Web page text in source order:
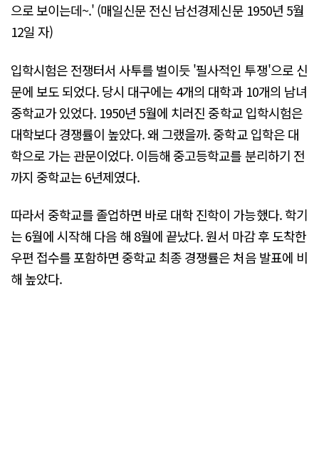
으로 보이는데~.' (매일신문 전신 남선경제신문 1950년 5월
12일 자)
입학시험은 전쟁터서 사투를 벌이듯 '필사적인 투쟁'으로 신
문에 보도 되었다. 당시 대구에는 4개의 대학과 10개의 남녀
중학교가 있었다. 1950년 5월에 치러진 중학교 입학시험은
대학보다 경쟁률이 높았다. 왜 그랬을까. 중학교 입학은 대
학으로 가는 관문이었다. 이듬해 중고등학교를 분리하기 전
까지 중학교는 6년제였다.
따라서 중학교를 졸업하면 바로 대학 진학이 가능했다. 학기
는 6월에 시작해 다음 해 8월에 끝났다. 원서 마감 후 도착한
우편 접수를 포함하면 중학교 최종 경쟁률은 처음 발표에 비
해 높았다.